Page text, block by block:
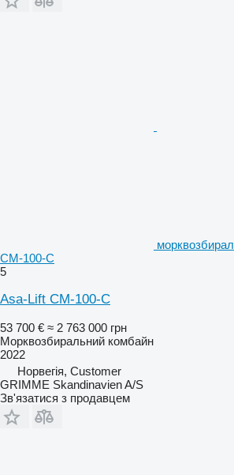
CM-100-C
5
Asa-Lift CM-100-C
53 700 € ≈ 2 763 000 грн
Морквозбиральний комбайн
2022
Норвегія, Customer
GRIMME Skandinavien A/S
Зв'язатися з продавцем